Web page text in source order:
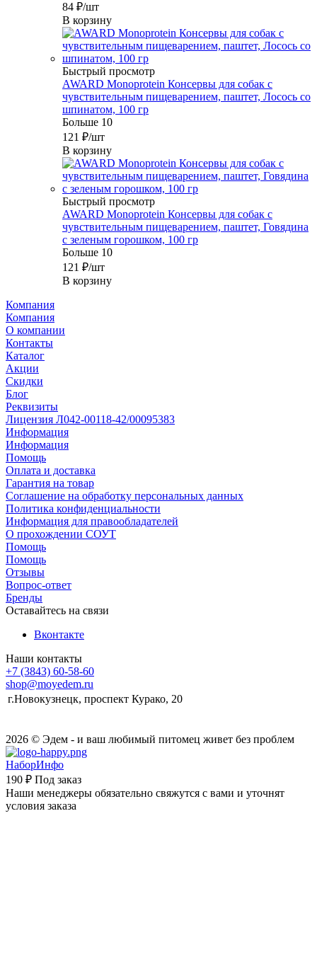
84 ₽/шт
В корзину
Быстрый просмотр
AWARD Monoprotein Консервы для собак с
чувствительным пищеварением, паштет, Лосось со
шпинатом, 100 гр
Больше 10
121 ₽/шт
В корзину
Быстрый просмотр
AWARD Monoprotein Консервы для собак с
чувствительным пищеварением, паштет, Говядина
с зеленым горошком, 100 гр
Больше 10
121 ₽/шт
В корзину
Компания
Компания
О компании
Контакты
Каталог
Акции
Скидки
Блог
Реквизиты
Лицензия Л042-00118-42/00095383
Информация
Информация
Помощь
Оплата и доставка
Гарантия на товар
Соглашение на обработку персональных данных
Политика конфиденциальности
Информация для правообладателей
О прохождении СОУТ
Помощь
Помощь
Отзывы
Вопрос-ответ
Бренды
Оставайтесь на связи
Вконтакте
Наши контакты
+7 (3843) 60-58-60
shop@moyedem.ru
г.Новокузнецк, проспект Курако, 20
2026 © Эдем - и ваш любимый питомец живет без проблем
НаборИнфо
190 ₽ Под заказ
Наши менеджеры обязательно свяжутся с вами и уточнят
условия заказа